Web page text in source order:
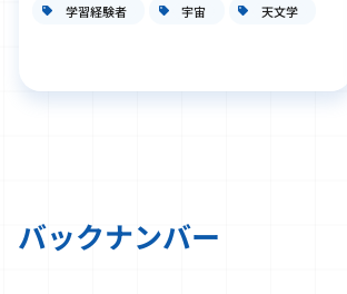
学習経験者 宇宙 天文学
バックナンバー